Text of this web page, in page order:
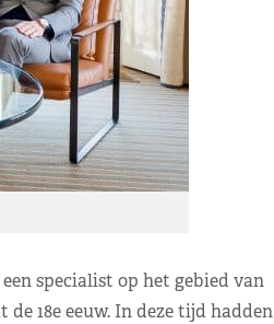
specialist op het gebied van
18e eeuw. In deze tijd hadden